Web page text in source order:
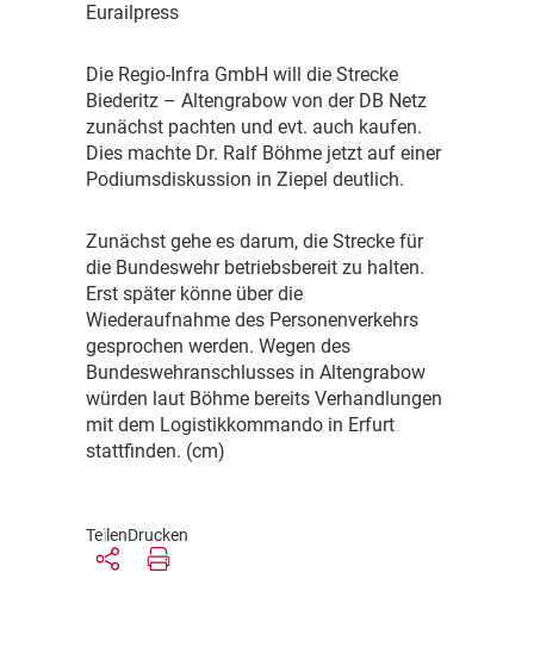
Eurailpress
Die Regio-Infra GmbH will die Strecke
Biederitz – Altengrabow von der DB Netz
zunächst pachten und evt. auch kaufen.
Dies machte Dr. Ralf Böhme jetzt auf einer
Podiumsdiskussion in Ziepel deutlich.
Zunächst gehe es darum, die Strecke für
die Bundeswehr betriebsbereit zu halten.
Erst später könne über die
Wiederaufnahme des Personenverkehrs
gesprochen werden. Wegen des
Bundeswehranschlusses in Altengrabow
würden laut Böhme bereits Verhandlungen
mit dem Logistikkommando in Erfurt
stattfinden. (cm)
TeilenDrucken